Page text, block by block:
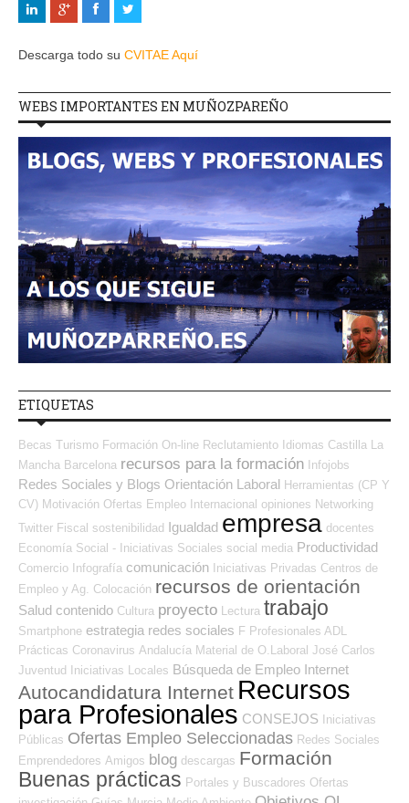
Descarga todo su CVITAE Aquí
WEBS IMPORTANTES EN MUÑOZPAREÑO
ETIQUETAS
Becas Turismo Formación On-line Reclutamiento Idiomas Castilla La
Mancha Barcelona recursos para la formación Infojobs
Redes Sociales y Blogs Orientación Laboral Herramientas (CP Y
CV) Motivación Ofertas Empleo Internacional opiniones Networking
Twitter Fiscal sostenibilidad Igualdad empresa docentes
Economía Social - Iniciativas Sociales social media Productividad
Comercio Infografía comunicación Iniciativas Privadas Centros de
Empleo y Ag. Colocación recursos de orientación
Salud contenido Cultura proyecto Lectura trabajo
Smartphone estrategia redes sociales F Profesionales ADL
Prácticas Coronavirus Andalucía Material de O.Laboral José Carlos
Juventud
Iniciativas Locales Búsqueda de Empleo Internet
Autocandidatura Internet Recursos
para Profesionales CONSEJOS
Iniciativas
Públicas Ofertas Empleo Seleccionadas Redes Sociales
Emprendedores Amigos blog descargas Formación
Buenas prácticas Portales y Buscadores Ofertas